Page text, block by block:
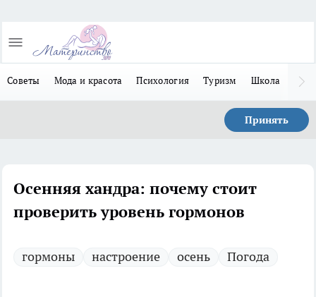
Советы Мода и красота Психология Туризм Школа
Принять
Осенняя хандра: почему стоит
проверить уровень гормонов
гормоны настроение осень Погода